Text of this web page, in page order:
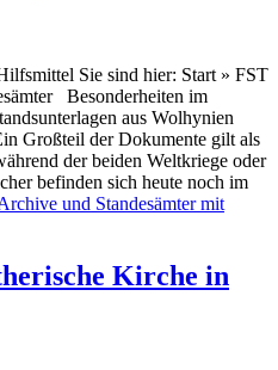
Sie sind hier: Start » FST
Besonderheiten im
aus Wolhynien
Großteil der Dokumente gilt als
der beiden Weltkriege oder
befinden sich heute noch im
und Standesämter mit
Kirche in